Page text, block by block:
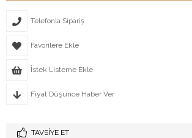
Telefonla Sipariş
Favorilere Ekle
İstek Listeme Ekle
Fiyat Düşünce Haber Ver
TAVSIYE ET